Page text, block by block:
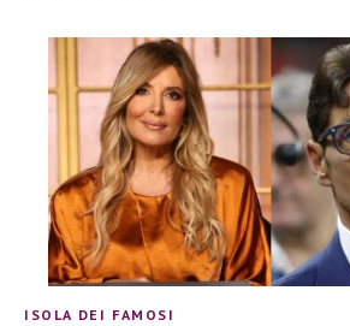
ISOLA DEI FAMOSI